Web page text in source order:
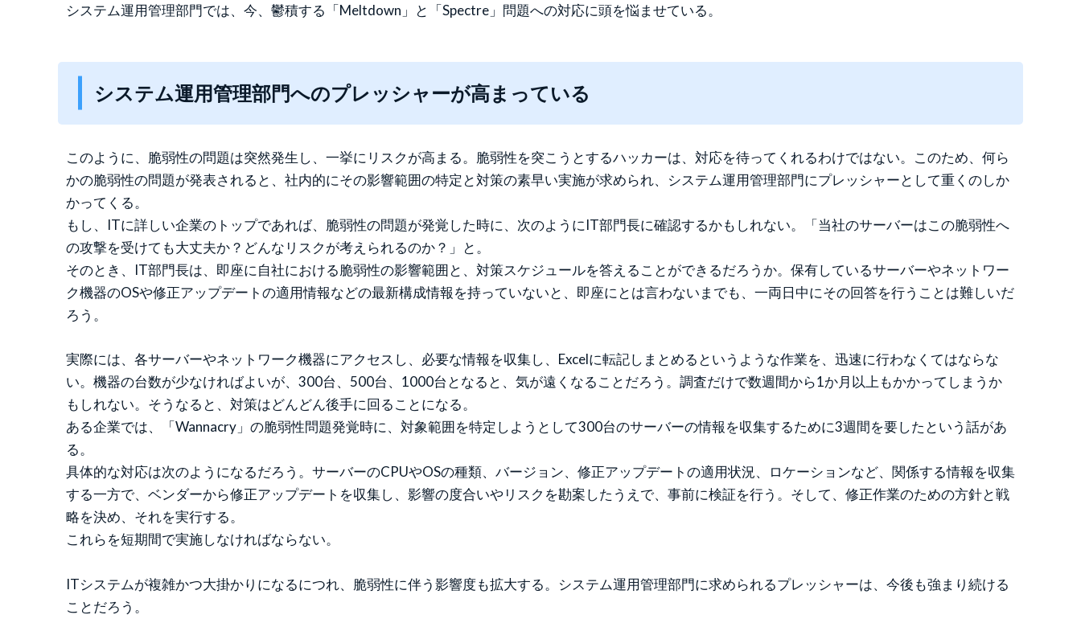
システム運用管理部門では、今、鬱積する「Meltdown」と「Spectre」問題への対応に頭を悩ませている。
システム運用管理部門へのプレッシャーが高まっている
このように、脆弱性の問題は突然発生し、一挙にリスクが高まる。脆弱性を突こうとするハッカーは、対応を待ってくれるわけではない。このため、何ら
かの脆弱性の問題が発表されると、社内的にその影響範囲の特定と対策の素早い実施が求められ、システム運用管理部門にプレッシャーとして重くのしか
かってくる。
もし、ITに詳しい企業のトップであれば、脆弱性の問題が発覚した時に、次のようにIT部門長に確認するかもしれない。「当社のサーバーはこの脆弱性へ
の攻撃を受けても大丈夫か？どんなリスクが考えられるのか？」と。
そのとき、IT部門長は、即座に自社における脆弱性の影響範囲と、対策スケジュールを答えることができるだろうか。保有しているサーバーやネットワー
ク機器のOSや修正アップデートの適用情報などの最新構成情報を持っていないと、即座にとは言わないまでも、一両日中にその回答を行うことは難しいだ
ろう。
実際には、各サーバーやネットワーク機器にアクセスし、必要な情報を収集し、Excelに転記しまとめるというような作業を、迅速に行わなくてはならな
い。機器の台数が少なければよいが、300台、500台、1000台となると、気が遠くなることだろう。調査だけで数週間から1か月以上もかかってしまうか
もしれない。そうなると、対策はどんどん後手に回ることになる。
ある企業では、「Wannacry」の脆弱性問題発覚時に、対象範囲を特定しようとして300台のサーバーの情報を収集するために3週間を要したという話があ
る。
具体的な対応は次のようになるだろう。サーバーのCPUやOSの種類、バージョン、修正アップデートの適用状況、ロケーションなど、関係する情報を収集
する一方で、ベンダーから修正アップデートを収集し、影響の度合いやリスクを勘案したうえで、事前に検証を行う。そして、修正作業のための方針と戦
略を決め、それを実行する。
これらを短期間で実施しなければならない。
ITシステムが複雑かつ大掛かりになるにつれ、脆弱性に伴う影響度も拡大する。システム運用管理部門に求められるプレッシャーは、今後も強まり続ける
ことだろう。